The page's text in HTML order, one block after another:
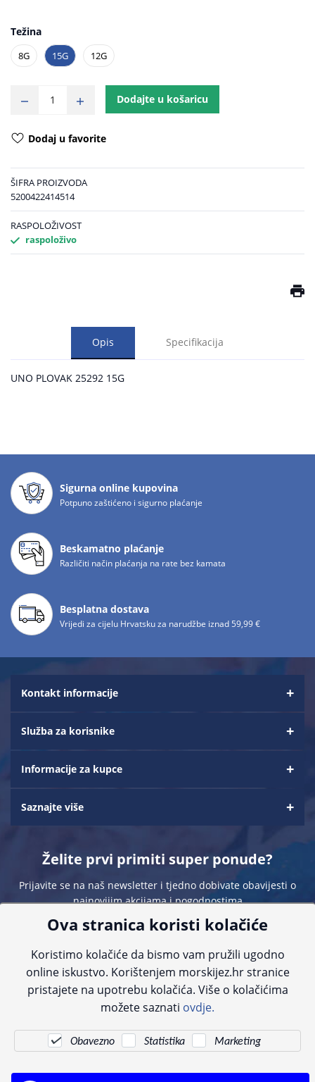
Težina
8G 15G 12G
Dodajte u košaricu
Dodaj u favorite
ŠIFRA PROIZVODA
5200422414514
RASPOLOŽIVOST
raspoloživo
Opis Specifikacija
UNO PLOVAK 25292 15G
Sigurna online kupovina
Potpuno zaštićeno i sigurno plaćanje
Beskamatno plaćanje
Različiti način plaćanja na rate bez kamata
Besplatna dostava
Vrijedi za cijelu Hrvatsku za narudžbe iznad 59,99 €
Kontakt informacije
Služba za korisnike
Informacije za kupce
Saznajte više
Želite prvi primiti super ponude?
Prijavite se na naš newsletter i tjedno dobivate obavijesti o
najnovijim akcijama i pogodnostima
Sve navedene cijene sadrže PDV. Pokušavamo osigurati što preciznije
informacije, ali zbog tehnoloških ograničenja ne možemo garantirati potpunu
kontaktirajte nas putem telefona:+385 23 231 761ili e-maila:info@morskijez.hr
Ova stranica koristi kolačiće
Koristimo kolačiće da bismo vam pružili ugodno
online iskustvo. Korištenjem morskijez.hr stranice
pristajete na upotrebu kolačića. Više o kolačićima
možete saznati ovdje.
Obavezno Statistika Marketing